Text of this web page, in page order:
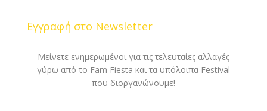
Εγγραφή στο Newsletter
Μείνετε ενημερωμένοι για τις τελευταίες αλλαγές
γύρω από το Fam Fiesta και τα υπόλοιπα Festival
που διοργανώνουμε!